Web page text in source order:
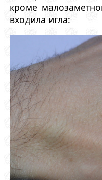
кроме
входила игла: